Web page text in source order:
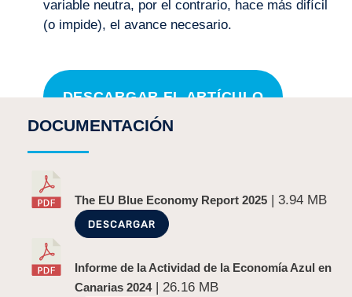
variable neutra, por el contrario, hace más difícil
(o impide), el avance necesario.
DESCARGAR EL ARTÍCULO
¡COMPARTE!
DOCUMENTACIÓN
The EU Blue Economy Report 2025 | 3.94 MB
DESCARGAR
Informe de la Actividad de la Economía Azul en
Canarias 2024| 26.16 MB